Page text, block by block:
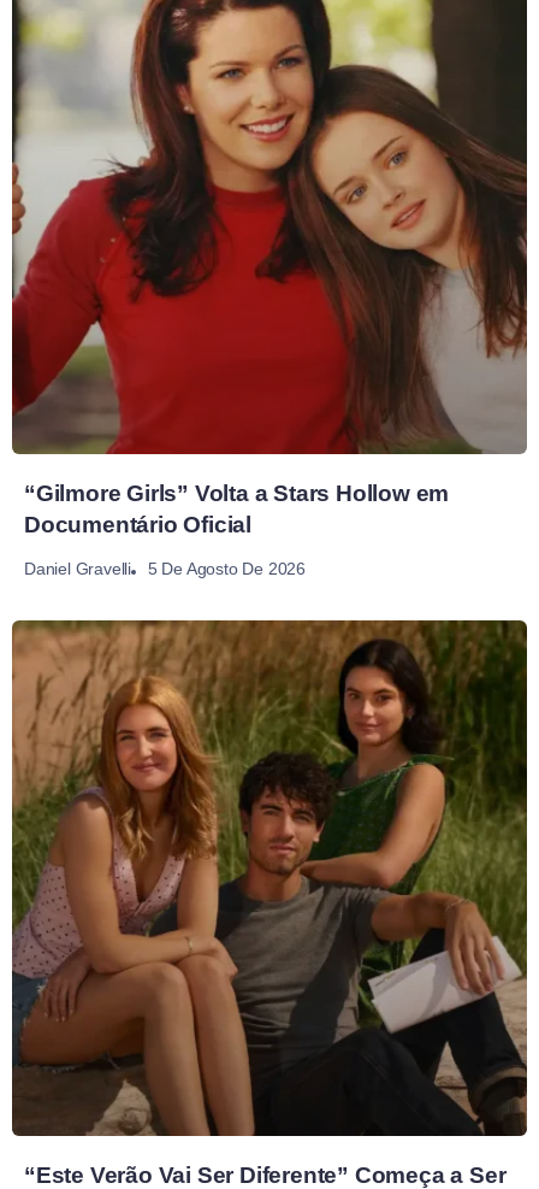
“Gilmore Girls” Volta a Stars Hollow em
Documentário Oficial
Daniel Gravelli 5 De Agosto De 2026
“Este Verão Vai Ser Diferente” Começa a Ser